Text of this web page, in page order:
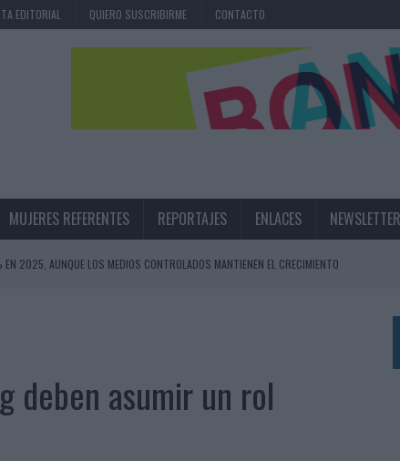
EDITORIAL QUIERO SUSCRIBIRME CONTACTO
MUJERES REFERENTES REPORTAJES ENLACES NEWSLETTER
2025, AUNQUE LOS MEDIOS CONTROLADOS MANTIENEN EL CRECIMIENTO
COMERCIAL GLOBAL
INSPIRADA EN CORNETTO, CALIPPO Y SOLERO
EL PATRIMONIO HISTÓRICO EN ACTIVOS CULTURALES Y ECONÓMICOS
deben asumir un rol